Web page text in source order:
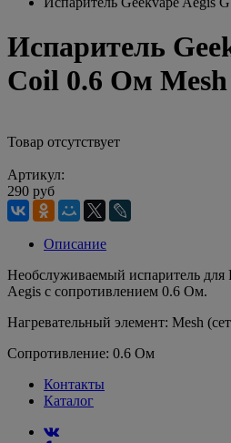
Испаритель
Coil 0.6 Ом Mesh
Товар отсутствует
Артикул:
290 руб
Описание
Необслуживаемый испаритель для
Aegis с сопротивлением 0.6 Ом.
Нагревательный элемент: Mesh
Сопротивление: 0.6 Ом
Контакты
Каталог